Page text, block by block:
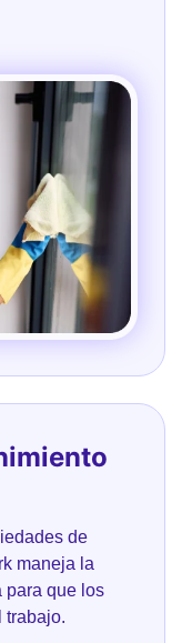
de
maneja la
para que los
trabajo.